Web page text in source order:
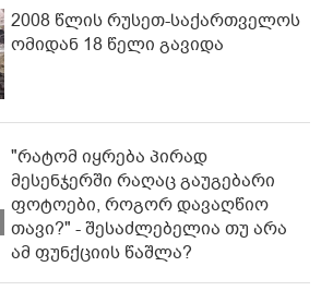
2008 წლის რუსეთ-საქართველოს
ომიდან 18 წელი გავიდა
"რატომ იყრება პირად
მესენჯერში რაღაც გაუგებარი
ფოტოები, როგორ დავაღწიო
თავი?" - შესაძლებელია თუ არა
ამ ფუნქციის წაშლა?